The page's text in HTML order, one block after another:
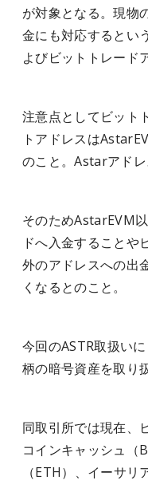
が対象となる。現物
金にも対応するとい
よびビットトレード
注意点としてビット
トアドレスは
のこと。Astarアドレ
そのためAstarEVM
ドへ入金することや
外のアドレスへの出
くなるとのこと。
今回のASTR取扱い
柄の暗号資産を取り
同取引所では現在、
コインキャッシュ（
（ETH）、イーサリ